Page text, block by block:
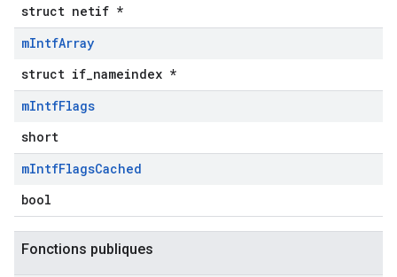
struct netif *
mIntfArray
struct if_nameindex *
mIntfFlags
short
mIntfFlagsCached
bool
Fonctions publiques